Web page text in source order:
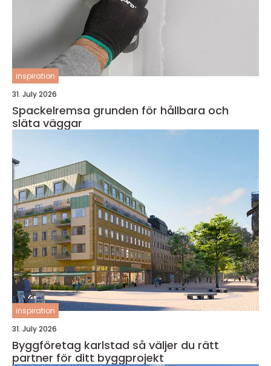
inspiration
31. July 2026
Spackelremsa grunden för hållbara och
släta väggar
inspiration
31. July 2026
Byggföretag karlstad så väljer du rätt
partner för ditt byggprojekt